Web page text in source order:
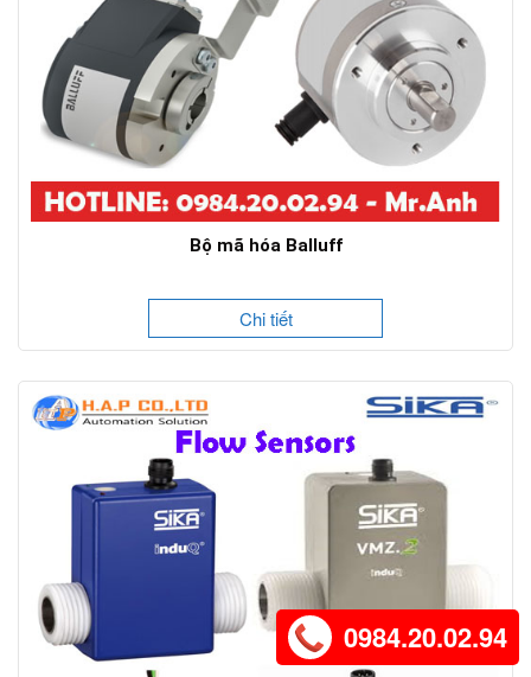
Bộ mã hóa Balluff
Chi tiết
0984.20.02.94